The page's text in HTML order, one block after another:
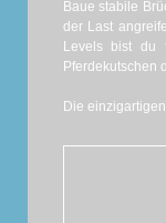
Baue stabile
der Last
Levels bist du
Pferdekutschen
Die